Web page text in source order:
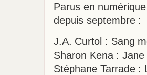
Parus en
depuis septembre :
J.A. Curtol : Sang
Sharon Kena :
Stéphane Tarrade